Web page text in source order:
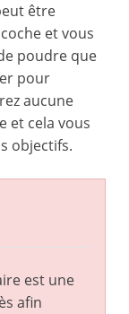
être
et vous
poudre que
pour
aucune
et cela vous
objectifs.
est une
afin